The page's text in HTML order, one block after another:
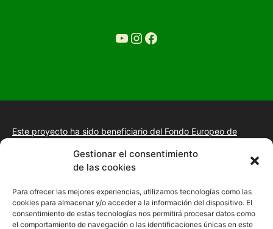
Gestionar el consentimiento
de las cookies
Para ofrecer las mejores experiencias, utilizamos tecnologías como las
cookies para almacenar y/o acceder a la información del dispositivo. El
consentimiento de estas tecnologías nos permitirá procesar datos como
el comportamiento de navegación o las identificaciones únicas en este
YouTube
Ir a la cuenta de Instagram de Restaurante Tuétano
Ir a la cuenta de facebook de Restaurante Tuétano
Este proyecto ha sido beneficiario del Fondo Europeo de
Proyecto de desarrollo web y tienda online, fomento de la
presencia “Online” mediante la implantación de una estrategia
mejora de imagen digital en las empresas de la Comunidad
Autónoma de Extremadura